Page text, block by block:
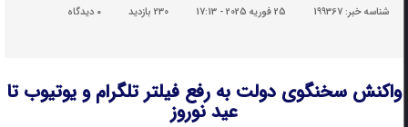
شناسه خبر:199367 25 فوریه 2025 - 17:13 230 بازدید دیدگاه
واکنش سخنگوی دولت به رفع فیلتر تلگرام و یوتیوب تا
عید نوروز